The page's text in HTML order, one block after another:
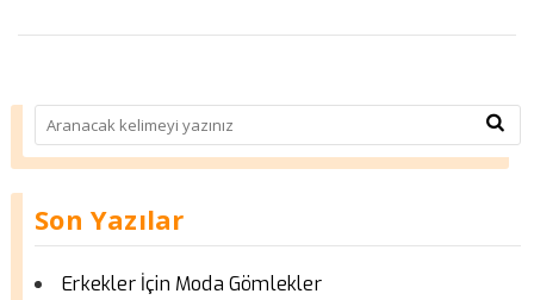
Son Yazılar
Erkekler İçin Moda Gömlekler